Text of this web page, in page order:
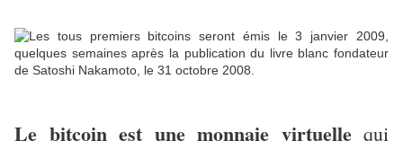
Le bitcoin est une monnaie virtuellequi